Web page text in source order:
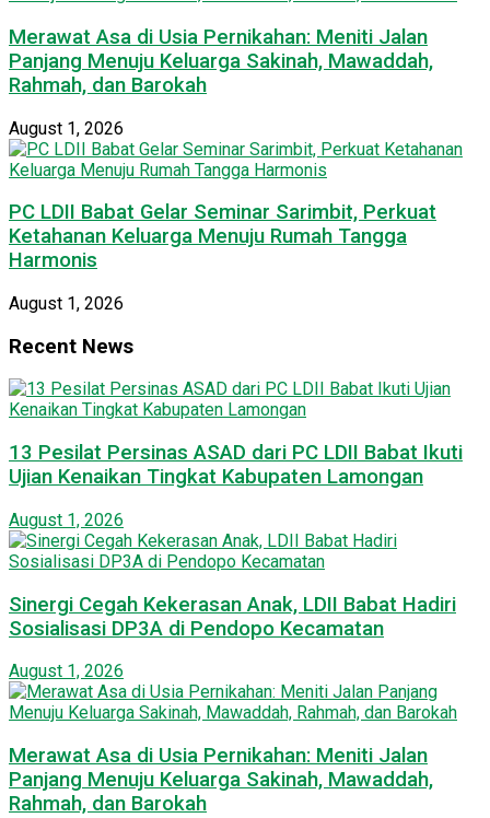
Merawat Asa di Usia Pernikahan: Meniti Jalan
Panjang Menuju Keluarga Sakinah, Mawaddah,
Rahmah, dan Barokah
August 1, 2026
PC LDII Babat Gelar Seminar Sarimbit, Perkuat
Ketahanan Keluarga Menuju Rumah Tangga
Harmonis
August 1, 2026
Recent News
13 Pesilat Persinas ASAD dari PC LDII Babat Ikuti
Ujian Kenaikan Tingkat Kabupaten Lamongan
August 1, 2026
Sinergi Cegah Kekerasan Anak, LDII Babat Hadiri
Sosialisasi DP3A di Pendopo Kecamatan
August 1, 2026
Merawat Asa di Usia Pernikahan: Meniti Jalan
Panjang Menuju Keluarga Sakinah, Mawaddah,
Rahmah, dan Barokah